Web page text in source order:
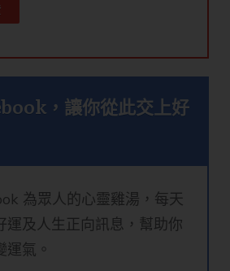
，讓你從此交上好
為眾人的心靈雞湯，每天
運及人生正向訊息，幫助你
氣。